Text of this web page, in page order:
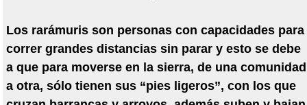
Los rarámuris son personas con capacidades para
correr grandes distancias sin parar y esto se debe
a que para moverse en la sierra, de una comunidad
a otra, sólo tienen sus “pies ligeros”, con los que